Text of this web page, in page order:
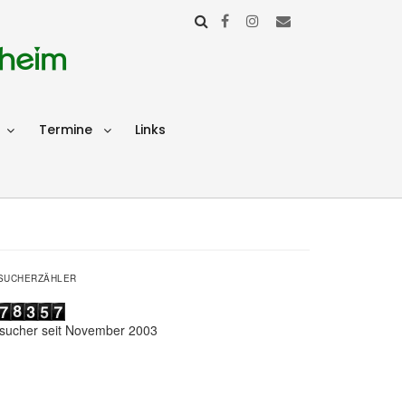
Termine Links
seit November 2003